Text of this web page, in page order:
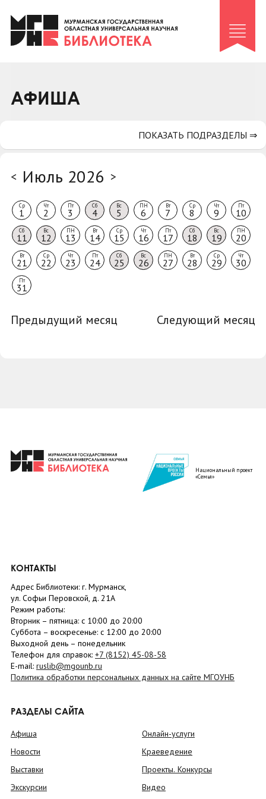
Клуб «Гиря и сельдерей»
Клуб «Семейный архив»
Коллегам
АФИША
< Июль 2026 >
Ср
1
Чт
2
Пт
3
Сб
4
Вс
5
ПН
6
Вт
7
Ср
8
Чт
9
Пт
10
Сб
11
Вс
12
ПН
13
Вт
14
Ср
15
Чт
16
Пт
17
Сб
18
Вс
19
ПН
20
Вт
21
Ср
22
Чт
23
Пт
24
Сб
25
Вс
26
ПН
27
Вт
28
Ср
29
Чт
30
Пт
31
Предыдущий месяц Следующий месяц
ПОКАЗАТЬ ПОДРАЗДЕЛЫ ⇒
Национальный проект
«Семья»
КОНТАКТЫ
Адрес Библиотеки: г. Мурманск,
ул. Софьи Перовской, д. 21А
Режим работы:
Вторник – пятница: с 10:00 до 20:00
Суббота – воскресенье: c 12:00 до 20:00
Выходной день – понедельник
Телефон для справок: +7 (8152) 45-08-58
E-mail: ruslib@mgounb.ru
Политика обработки персональных данных на сайте МГОУНБ
РАЗДЕЛЫ САЙТА
Афиша
Новости
Выставки
Экскурсии
Онлайн-услуги
Краеведение
Проекты. Конкурсы
Видео